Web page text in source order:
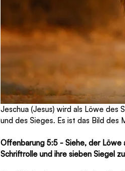
Jeschua (Jesus) wird als Löwe des
und des Sieges. Es ist das Bild des
Offenbarung 5:5 - Siehe, der Löwe
Schriftrolle und ihre sieben Siegel